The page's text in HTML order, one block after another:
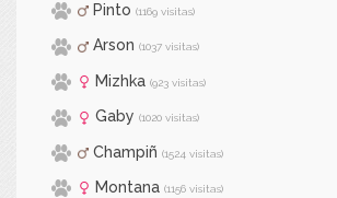
Pinto (1169 visitas)
Arson (1037 visitas)
Mizhka (923 visitas)
Gaby (1020 visitas)
Champiñ (1524 visitas)
Montana (1156 visitas)